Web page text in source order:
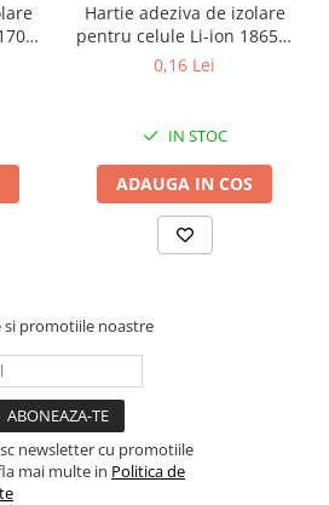
Hartie adeziva de izolare
pentru celule Li-ion 18650,
set 100 bucati
0,16 Lei
IN STOC
ADAUGA IN COS
si promotiile noastre
newsletter cu promotiile
mai multe in Politica de